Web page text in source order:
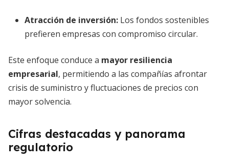
Atracción de inversión: Los fondos sostenibles
prefieren empresas con compromiso circular.
Este enfoque conduce a mayor resiliencia
empresarial, permitiendo a las compañías afrontar
crisis de suministro y fluctuaciones de precios con
mayor solvencia.
Cifras destacadas y panorama
regulatorio